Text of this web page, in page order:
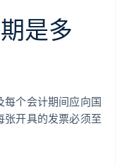
是多
每个会计期间应向国
张开具的发票必须至